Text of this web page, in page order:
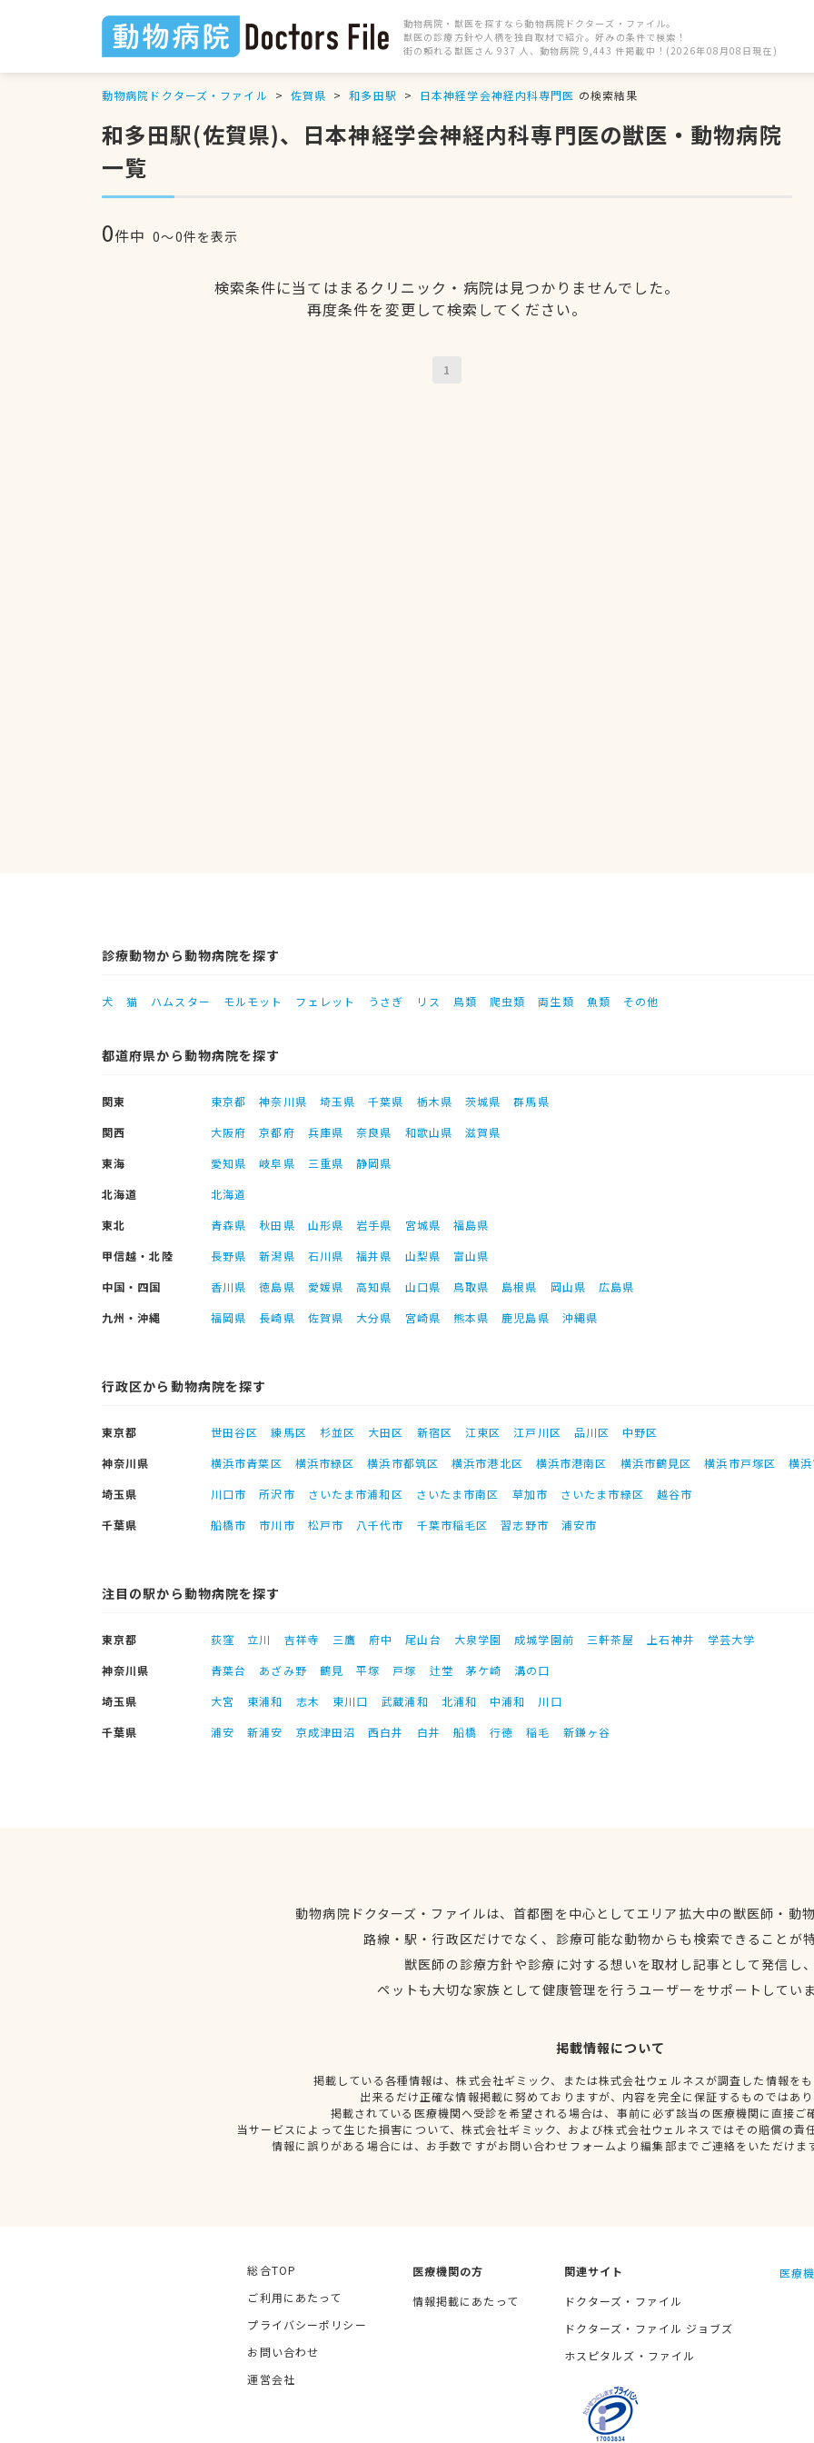
動物病院・獣医を探すなら動物病院ドクターズ・ファイル。
獣医の診療方針や人柄を独自取材で紹介。好みの条件で検索！
街の頼れる獣医さん 937 人、動物病院 9,443 件掲載中！(2026年08月08日現在)
動物病院ドクターズ・ファイル 佐賀県 和多田駅 日本神経学会神経内科専門医 の検索結果
和多田駅(佐賀県)、日本神経学会神経内科専門医の獣医・動物病院
一覧
0件中 0〜0件を表示
検索条件に当てはまるクリニック・病院は見つかりませんでした。
再度条件を変更して検索してください。
1
診療動物から動物病院を探す
犬 猫 ハムスター モルモット フェレット うさぎ リス 鳥類 爬虫類 両生類 魚類 その他
都道府県から動物病院を探す
関東 東京都 神奈川県 埼玉県 千葉県 栃木県 茨城県
群馬県
関西
大阪府 京都府 兵庫県 奈良県 和歌山県
滋賀県
東海
愛知県 岐阜県 三重県
静岡県
北海道
北海道
東北
青森県 秋田県 山形県 岩手県 宮城県
福島県
甲信越・北陸
長野県 新潟県 石川県 福井県 山梨県
富山県
中国・四国
香川県 徳島県 愛媛県 高知県 山口県 鳥取県 島根県 岡山県
広島県
九州・沖縄
福岡県 長崎県 佐賀県 大分県 宮崎県 熊本県 鹿児島県 沖縄県
行政区から動物病院を探す
東京都 世田谷区 練馬区 杉並区 大田区 新宿区 江東区 江戸川区 品川区
中野区
神奈川県
横浜市青葉区 横浜市緑区 横浜市都筑区 横浜市港北区 横浜市港南区 横浜市鶴見区 横浜市戸塚区
横
埼玉県
川口市 所沢市 さいたま市浦和区 さいたま市南区 草加市 さいたま市緑区
越谷市
千葉県
船橋市 市川市 松戸市 八千代市 千葉市稲毛区 習志野市 浦安市
注目の駅から動物病院を探す
東京都 荻窪 立川 吉祥寺 三鷹 府中 尾山台 大泉学園 成城学園前 三軒茶屋 上石神井
学芸大学
神奈川県
青葉台 あざみ野 鶴見 平塚 戸塚 辻堂 茅ケ崎
溝の口
埼玉県
大宮 東浦和 志木 東川口 武蔵浦和 北浦和 中浦和
川口
千葉県
浦安 新浦安 京成津田沼 西白井 白井 船橋 行徳 稲毛 新鎌ヶ谷
動物病院ドクターズ・ファイルは、首都圏を中心としてエリア拡大中の獣医師・動
路線・駅・行政区だけでなく、診療可能な動物からも検索できることが
獣医師の診療方針や診療に対する想いを取材し記事として発信し
ペットも大切な家族として健康管理を行うユーザーをサポートしてい
掲載情報について
掲載している各種情報は、株式会社ギミック、または株式会社ウェルネスが調査した情報を
出来るだけ正確な情報掲載に努めておりますが、内容を完全に保証するものではあ
掲載されている医療機関へ受診を希望される場合は、事前に必ず該当の医療機関に直接ご
当サービスによって生じた損害について、株式会社ギミック、および株式会社ウェルネスではその賠償の責
情報に誤りがある場合には、お手数ですがお問い合わせフォームより編集部までご連絡をいただけま
総合TOP
ご利用にあたって
プライバシーポリシー
お問い合わせ
運営会社
医療機関の方
情報掲載にあたって
関連サイト
ドクターズ・ファイル
ドクターズ・ファイル ジョブズ
ホスピタルズ・ファイル
医療